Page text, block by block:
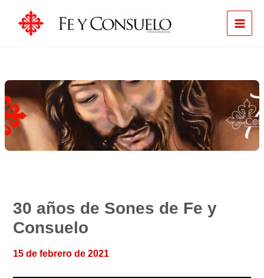
contenido
30 años de Sones de Fe y
Consuelo
15 de febrero de 2021